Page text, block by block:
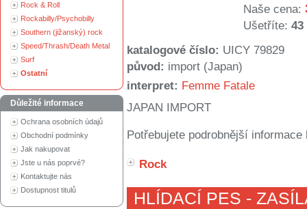
Rock & Roll
Rockabilly/Psychobilly
Southern (jižanský) rock
Speed/Thrash/Death Metal
Surf
Ostatní
Důležité informace
Ochrana osobních údajů
Obchodní podmínky
Jak nakupovat
Jste u nás poprvé?
Kontaktujte nás
Dostupnost titulů
Naše cena:
Ušetříte: 43
katalogové číslo: UICY 79829
původ: import (Japan)
interpret: Femme Fatale
JAPAN IMPORT
Potřebujete podrobnější
Rock
HLÍDACÍ PES -